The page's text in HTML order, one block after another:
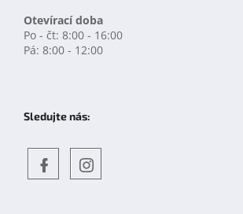
Otevírací doba
Po - čt: 8:00 - 16:00
Pá: 8:00 - 12:00
Sledujte nás: